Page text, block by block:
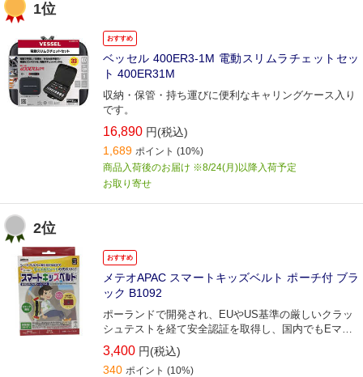
1位
おすすめ
ベッセル 400ER3-1M 電動スリムラチェットセッ
ト 400ER31M
収納・保管・持ち運びに便利なキャリングケース入り
です。
16,890 円(税込)
1,689 ポイント (10%)
商品入荷後のお届け ※8/24(月)以降入荷予定
お取り寄せ
2位
おすすめ
メテオAPAC スマートキッズベルト ポーチ付 ブラ
ック B1092
ポーランドで開発され、EUやUS基準の厳しいクラッ
シュテストを経て安全認証を取得し、国内でもEマー
ク適合と認められた、世界で唯一の携帯型子供用シー
トベルトです
3,400 円(税込)
340 ポイント (10%)